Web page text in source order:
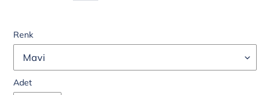
Renk
Adet